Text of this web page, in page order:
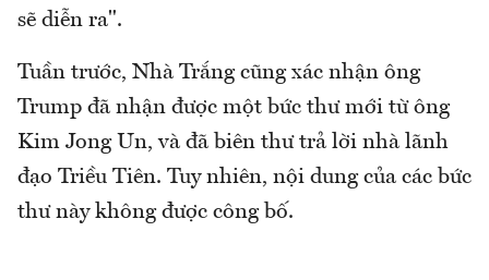
sẽ diễn ra".
Tuần trước, Nhà Trắng cũng xác nhận ông
Trump đã nhận được một bức thư mới từ ông
Kim Jong Un, và đã biên thư trả lời nhà lãnh
đạo Triều Tiên. Tuy nhiên, nội dung của các bức
thư này không được công bố.